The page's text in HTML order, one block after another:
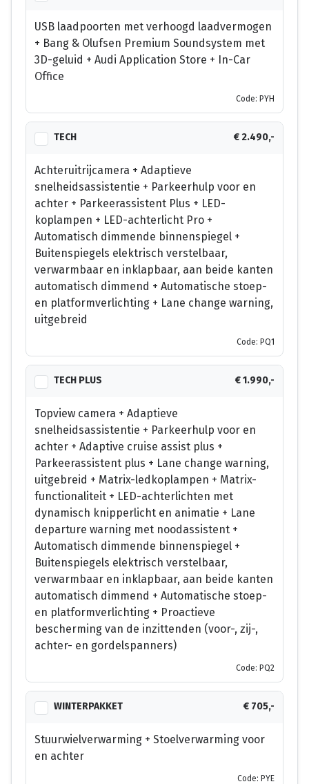
USB laadpoorten met verhoogd laadvermogen
+ Bang & Olufsen Premium Soundsystem met
3D-geluid + Audi Application Store + In-Car
Office
Code: PYH
TECH € 2.490,-
Achteruitrijcamera + Adaptieve
snelheidsassistentie + Parkeerhulp voor en
achter + Parkeerassistent Plus + LED-
koplampen + LED-achterlicht Pro +
Automatisch dimmende binnenspiegel +
Buitenspiegels elektrisch verstelbaar,
verwarmbaar en inklapbaar, aan beide kanten
automatisch dimmend + Automatische stoep-
en platformverlichting + Lane change warning,
uitgebreid
Code: PQ1
TECH PLUS € 1.990,-
Topview camera + Adaptieve
snelheidsassistentie + Parkeerhulp voor en
achter + Adaptive cruise assist plus +
Parkeerassistent plus + Lane change warning,
uitgebreid + Matrix-ledkoplampen + Matrix-
functionaliteit + LED-achterlichten met
dynamisch knipperlicht en animatie + Lane
departure warning met noodassistent +
Automatisch dimmende binnenspiegel +
Buitenspiegels elektrisch verstelbaar,
verwarmbaar en inklapbaar, aan beide kanten
automatisch dimmend + Automatische stoep-
en platformverlichting + Proactieve
bescherming van de inzittenden (voor-, zij-,
achter- en gordelspanners)
Code: PQ2
WINTERPAKKET € 705,-
Stuurwielverwarming + Stoelverwarming voor
en achter
Code: PYE